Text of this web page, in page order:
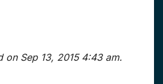
on Sep 13, 2015 4:43 am.